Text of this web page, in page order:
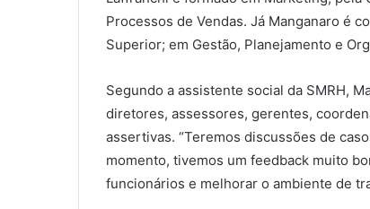
Processos de Vendas. Já Manganaro é
Superior; em Gestão, Planejamento e
Segundo a assistente social da SMRH,
diretores, assessores, gerentes,
assertivas. “Teremos discussões de
momento, tivemos um feedback muito
funcionários e melhorar o ambiente de